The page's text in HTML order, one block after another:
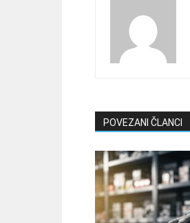
POVEZANI ČLANCI